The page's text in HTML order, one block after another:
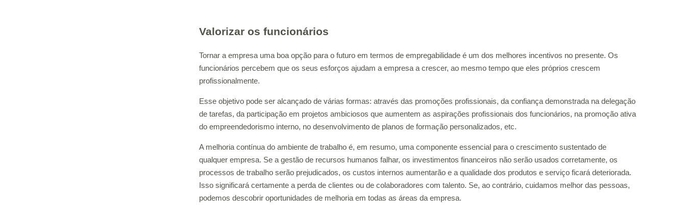
Valorizar os funcionários
Tornar a empresa uma boa opção para o futuro em termos de empregabilidade é um dos melhores incentivos no presente. Os
funcionários percebem que os seus esforços ajudam a empresa a crescer, ao mesmo tempo que eles próprios crescem
profissionalmente.
Esse objetivo pode ser alcançado de várias formas: através das promoções profissionais, da confiança demonstrada na delegação
de tarefas, da participação em projetos ambiciosos que aumentem as aspirações profissionais dos funcionários, na promoção ativa
do empreendedorismo interno, no desenvolvimento de planos de formação personalizados, etc.
A melhoria contínua do ambiente de trabalho é, em resumo, uma componente essencial para o crescimento sustentado de
qualquer empresa. Se a gestão de recursos humanos falhar, os investimentos financeiros não serão usados ​​corretamente, os
processos de trabalho serão prejudicados, os custos internos aumentarão e a qualidade dos produtos e serviço ficará deteriorada.
Isso significará certamente a perda de clientes ou de colaboradores com talento. Se, ao contrário, cuidamos melhor das pessoas,
podemos descobrir oportunidades de melhoria em todas as áreas da empresa.